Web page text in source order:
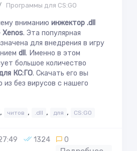
Программы для CS:GO
вниманию инжектор .dll
Xenos. Эта популярная
для внедрения в игру
dll . Именно в этом
большое количество
КС:ГО. Скачать его вы
без вирусов с нашего
, читов , .dll , для , CS:GO
1324 0